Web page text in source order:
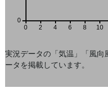
0 2 4 6 8 10
0
実況データの「気温」「風向
ータを掲載しています。